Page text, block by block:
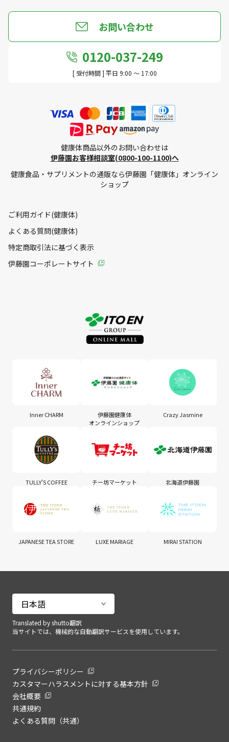
お問い合わせ
0120-037-249
[ 受付時間 ] 平日 9:00 ～ 17:00
健康体商品以外のお問い合わせは
伊藤園お客様相談室(0800-100-1100)へ
健康食品・サプリメントの通販なら伊藤園「健康体」オンライン
ショップ
ご利用ガイド(健康体)
よくある質問(健康体)
特定商取引法に基づく表示
伊藤園コーポレートサイト
Inner CHARM
伊藤園健康体
オンラインショップ
Crazy Jasmine
TULLY'S COFFEE チー坊マーケット 北海道伊藤園
JAPANESE TEA STORE LUXE MARIAGE MIRAI STATION
Translated by shutto翻訳
当サイトでは、機械的な自動翻訳サービスを使用しています。
プライバシーポリシー
カスタマーハラスメントに対する基本方針
会社概要
共通規約
よくある質問（共通）